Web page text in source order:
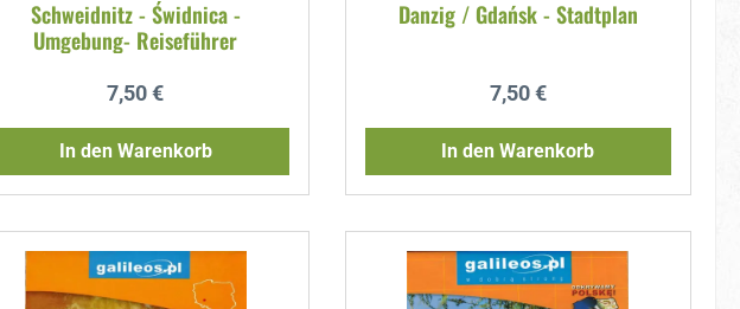
Schweidnitz - Świdnica -
Umgebung- Reiseführer
Regulärer Preis:
7,50 €
In den Warenkorb
Danzig / Gdańsk - Stadtplan
Regulärer Preis:
7,50 €
In den Warenkorb